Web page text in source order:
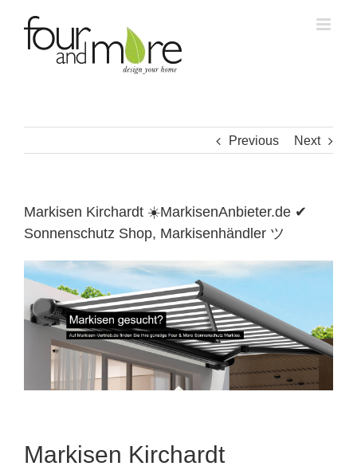
content
Previous Next
Markisen Kirchardt ☀️MarkisenAnbieter.de ✔
Sonnenschutz Shop, Markisenhändler ツ
Markisen Kirchardt